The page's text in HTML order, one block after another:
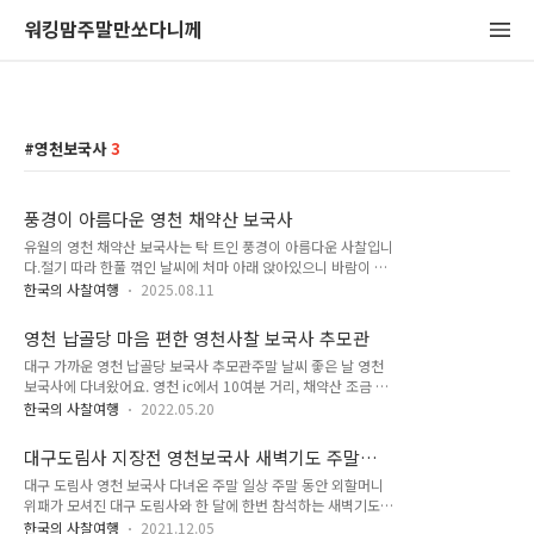
워킹맘주말만쏘다니께
영천보국사 3
풍경이 아름다운 영천 채약산 보국사
유월의 영천 채약산 보국사는 탁 트인 풍경이 아름다운 사찰입니
다.절기 따라 한풀 꺾인 날씨에 처마 아래 앉아있으니 바람이 너
무 시원한 날입니다. 기도차 오른 날이 무척이나 맑은 날, 멀리
성각에서 바라보는 절마당과 멀리 산세는 어느 날은 수묵화같고
어느 날은 구름 위에 떠있는 듯한 날입니다. 어느 사찰이든지 풀
과 나무가 우거져있을 때가 가장 아름다운 것 같아요. 가을 단풍
들고 잎 떨어져 스산해지기 전에 좋은 사찰 많이 다녀야 할 것 같
아요. 향 공양(香供養)자신을 태워 주변을 정화하고 은은한 향기
향이 피워올라 퍼지듯 이기심과 아집을 버리고 자비심을 실천하
며 부처에게 귀의함..
한국의 사찰여행 2025.08.11
영천 납골당 마음 편한 영천사찰 보국사 추모관
대구 가까운 영천 납골당 보국사 추모관주말 날씨 좋은 날 영천
보국사에 다녀왔어요. 영천 ic에서 10여분 거리, 채약산 조금 깊
이 있는 사찰입니다. 산새 좋은 곳에 마음 탁 트이는 풍광만으로
곳 대웅전 아래 추모관이 마련되어 있어요. 많은 영가님들이 모
셔져 있는 복구사 추모관입니다. 영천 납골당 보국사 추모관 화
장 후 유골을 그릇에 담아 안치하는 곳을 답골당이라고도 하고
봉안당이라고도 하는데요. 아직 현판이나 이름이라 할 것이 달리
지 않아 사진은 없습니다. 다음에 가면 외관이 또 달라져 있겠지
한국의 사찰여행 2022.05.20
대구도림사 지장전 영천보국사 새벽기도 주말일
상
대구 도림사 영천 보국사 다녀온 주말 일상 주말 동안 외할머니
위패가 모셔진 대구 도림사와 한 달에 한번 참석하는 새벽기도법
회를 위해 영천 보국사에 다녀왔습니다. 집에서 머무르는 시간이
한국의 사찰여행 2021.12.05